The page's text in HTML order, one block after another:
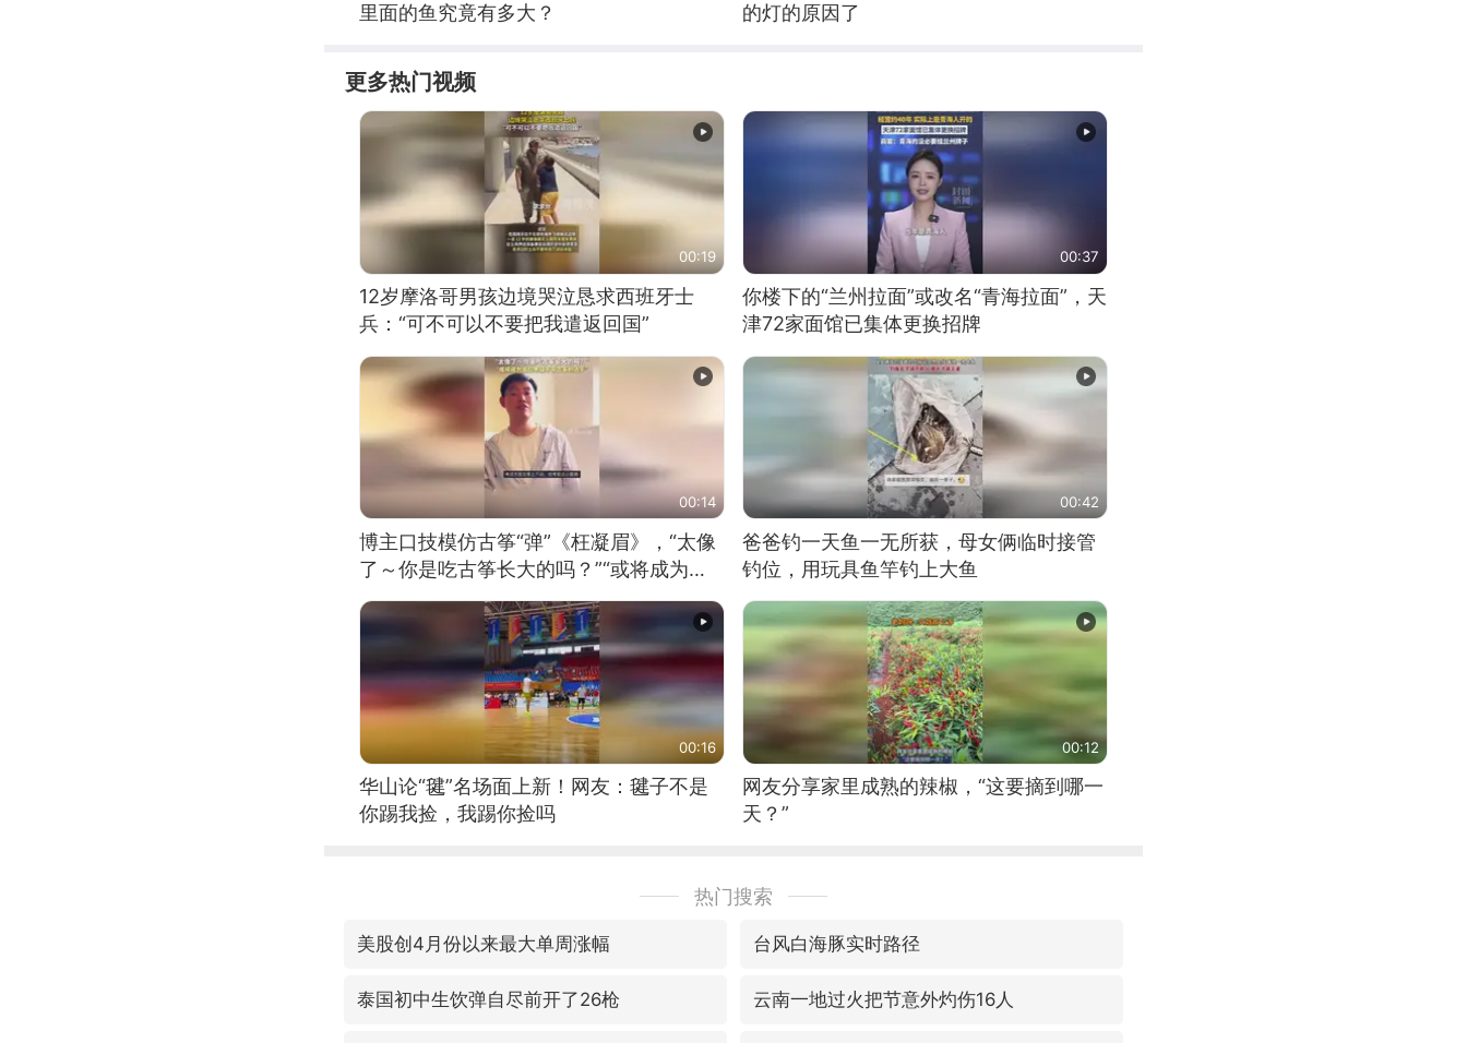
里面的鱼究竟有多大？
的灯的原因了
更多热门视频
00:19
12岁摩洛哥男孩边境哭泣恳求西班牙士
兵：“可不可以不要把我遣返回国”
00:37
你楼下的“兰州拉面”或改名“青海拉面”，天
津72家面馆已集体更换招牌
00:14
博主口技模仿古筝“弹”《枉凝眉》，“太像
了～你是吃古筝长大的吗？”“或将成为首
位考级不带古筝的选手。”（来源：新华每
日电讯）
00:42
爸爸钓一天鱼一无所获，母女俩临时接管
钓位，用玩具鱼竿钓上大鱼
00:16
华山论“毽”名场面上新！网友：毽子不是
你踢我捡，我踢你捡吗
00:12
网友分享家里成熟的辣椒，“这要摘到哪一
天？”
热门搜索
美股创4月份以来最大单周涨幅 台风白海豚实时路径
泰国初中生饮弹自尽前开了26枪 云南一地过火把节意外灼伤16人